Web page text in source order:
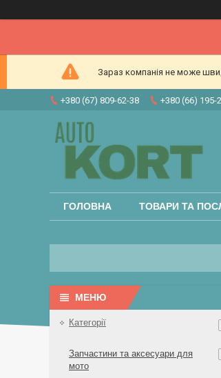
Зараз компанія не може
+380 (67) 809-62-38 +380 (66) 195-
ГОЛОВНА ТОВАРИ ТА
Категорії
Запчастини та аксесуари для
мото